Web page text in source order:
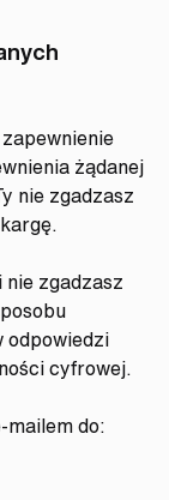
żądanej
nie zgadzasz
zgadzasz
odpowiedzi
cyfrowej.
mailem do: